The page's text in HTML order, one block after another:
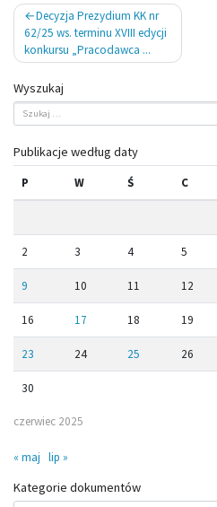
Nawigacja
wpisu
Decyzja Prezydium KK nr
62/25 ws. terminu XVIII edycji
konkursu „Pracodawca ...
Wyszukaj
Publikacje według daty
czerwiec 2025
P W Ś C
2 3 4 5
9 10 11 12
16 17 18 19
23 24 25 26
30
« maj lip »
Kategorie dokumentów